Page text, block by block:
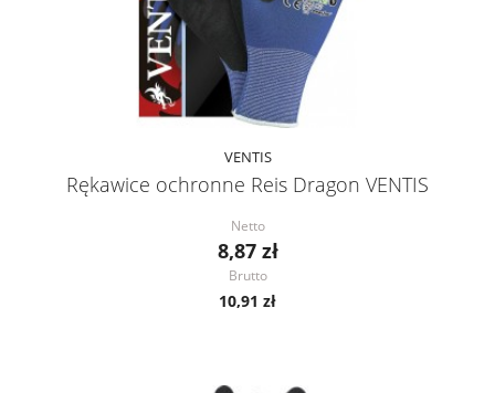
VENTIS
Rękawice ochronne Reis Dragon VENTIS
Netto
8,87 zł
Brutto
10,91 zł